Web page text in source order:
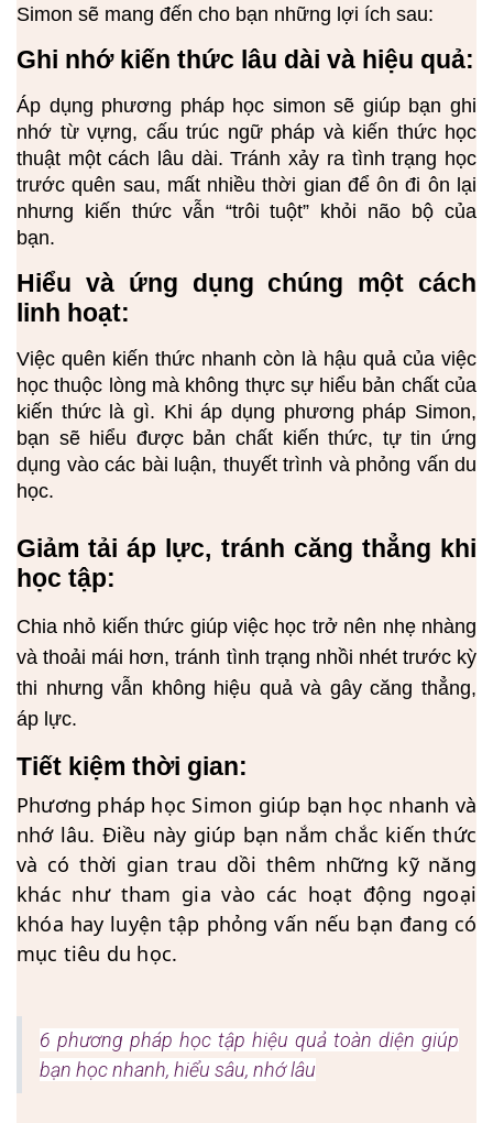
Simon sẽ mang đến cho bạn những lợi ích sau:
Ghi nhớ kiến thức lâu dài và hiệu quả:
Áp dụng phương pháp học simon sẽ giúp bạn ghi
nhớ từ vựng, cấu trúc ngữ pháp và kiến thức học
thuật một cách lâu dài. Tránh xảy ra tình trạng học
trước quên sau, mất nhiều thời gian để ôn đi ôn lại
nhưng kiến thức vẫn “trôi tuột” khỏi não bộ của
bạn.
Hiểu và ứng dụng chúng một cách
linh hoạt:
Việc quên kiến thức nhanh còn là hậu quả của việc
học thuộc lòng mà không thực sự hiểu bản chất của
kiến thức là gì. Khi áp dụng phương pháp Simon,
bạn sẽ hiểu được bản chất kiến thức, tự tin ứng
dụng vào các bài luận, thuyết trình và phỏng vấn du
học.
Giảm tải áp lực, tránh căng thẳng khi
học tập:
Chia nhỏ kiến thức giúp việc học trở nên nhẹ nhàng
và thoải mái hơn, tránh tình trạng nhồi nhét trước kỳ
thi nhưng vẫn không hiệu quả và gây căng thẳng,
áp lực.
Tiết kiệm thời gian:
Phương pháp học Simon giúp bạn học nhanh và
nhớ lâu. Điều này giúp bạn nắm chắc kiến thức
và có thời gian trau dồi thêm những kỹ năng
khác như tham gia vào các hoạt động ngoại
khóa hay luyện tập phỏng vấn nếu bạn đang có
mục tiêu du học.
6 phương pháp học tập hiệu quả toàn diện giúp
bạn học nhanh, hiểu sâu, nhớ lâu